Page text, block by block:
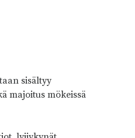
sisältyy
majoitus mökeissä